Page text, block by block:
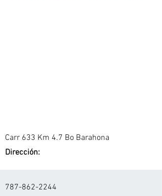
Carr 633 Km 4.7 Bo Barahona
Dirección:
787-862-2244